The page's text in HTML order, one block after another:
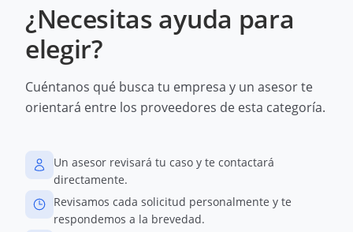
¿Necesitas ayuda para
elegir?
Cuéntanos qué busca tu empresa y un asesor te
orientará entre los proveedores de esta categoría.
Un asesor revisará tu caso y te contactará
directamente.
Revisamos cada solicitud personalmente y te
respondemos a la brevedad.